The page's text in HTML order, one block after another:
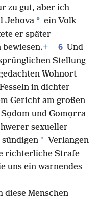
zu gut, aber ich
Jehova * ein Volk
er später
bewiesen.+ 6 Und
Stellung
Wohnort
in dichter
Gericht am großen
und Gomọrra
sexueller
* Verlangen
richterliche Strafe
uns ein warnendes
diese Menschen